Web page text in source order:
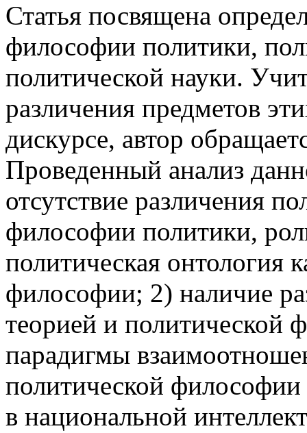
Статья посвящена
философии политики,
политической науки.
различения предметов
дискурсе, автор
Проведенный анализ
отсутствие различения
философии политики,
политическая онтология
философии; 2) наличие
теорией и политической
парадигмы
политической философии
в национальной